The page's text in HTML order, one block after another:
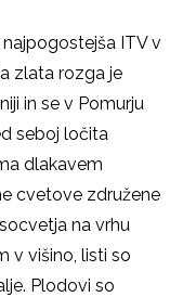
ITV v
zlata rozga je
in se v Pomurju
seboj ločita
dlakavem
cvetove združene
na vrhu
v višino, listi so
Plodovi so